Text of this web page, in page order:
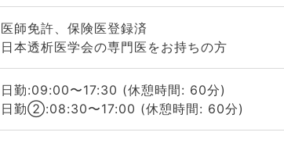
医師免許、保険医登録済
日本透析医学会の専門医をお持ちの方
日勤:09:00〜17:30 (休憩時間: 60分)
日勤②:08:30〜17:00 (休憩時間: 60分)